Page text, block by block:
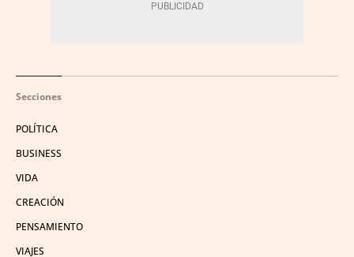
Secciones
POLÍTICA
BUSINESS
VIDA
CREACIÓN
PENSAMIENTO
VIAJES